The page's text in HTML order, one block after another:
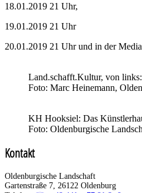
18.01.2019 21 Uhr,
19.01.2019 21 Uhr
20.01.2019 21 Uhr und in der
Land.schafft.Kultur, von
Foto: Marc Heinemann,
KH Hooksiel: Das
Foto: Oldenburgische
Kontakt
Oldenburgische Landschaft
Gartenstraße 7, 26122 Oldenburg